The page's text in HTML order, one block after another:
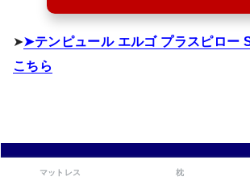
➤
テンピュール エルゴ プラスピロー
こちら
テンピュール枕のデ
マットレス 枕